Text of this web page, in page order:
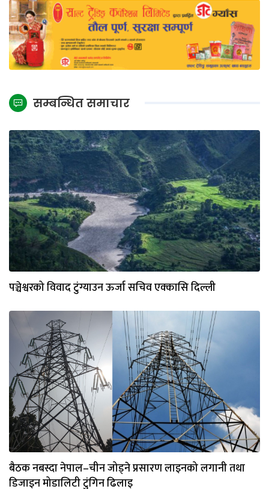
सम्बन्धित समाचार
पञ्चेश्वरको विवाद टुंग्याउन ऊर्जा सचिव एक्कासि दिल्ली
बैठक नबस्दा नेपाल–चीन जोड्ने प्रसारण लाइनको लगानी तथा
डिजाइन मोडालिटी टुंगिन ढिलाइ